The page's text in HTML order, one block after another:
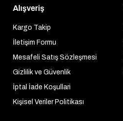
Alışveriş
Kargo Takip
İletişim Formu
Mesafeli Satış Sözleşmesi
Gizlilik ve Güvenlik
İptal İade Koşullari
Kişisel Veriler Politikası